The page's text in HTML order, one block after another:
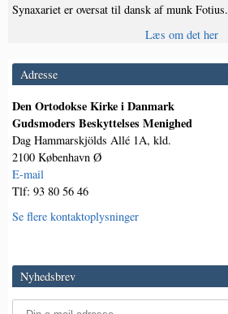
Synaxariet er oversat til dansk af munk Fotius.
Læs om det her
Adresse
Den Ortodokse Kirke i Danmark
Gudsmoders Beskyttelses Menighed
Dag Hammarskjölds Allé 1A, kld.
2100 København Ø
E-mail
Tlf: 93 80 56 46
Se flere kontaktoplysninger
Nyhedsbrev